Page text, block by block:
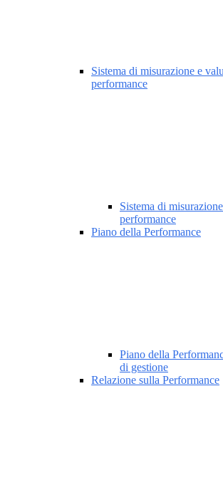
Sistema di misurazione e
performance
Sistema di
performance
Piano della Performance
Piano della
di gestione
Relazione sulla Performance